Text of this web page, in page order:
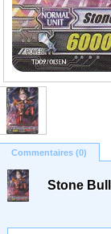
Commentaires (0)
Stone